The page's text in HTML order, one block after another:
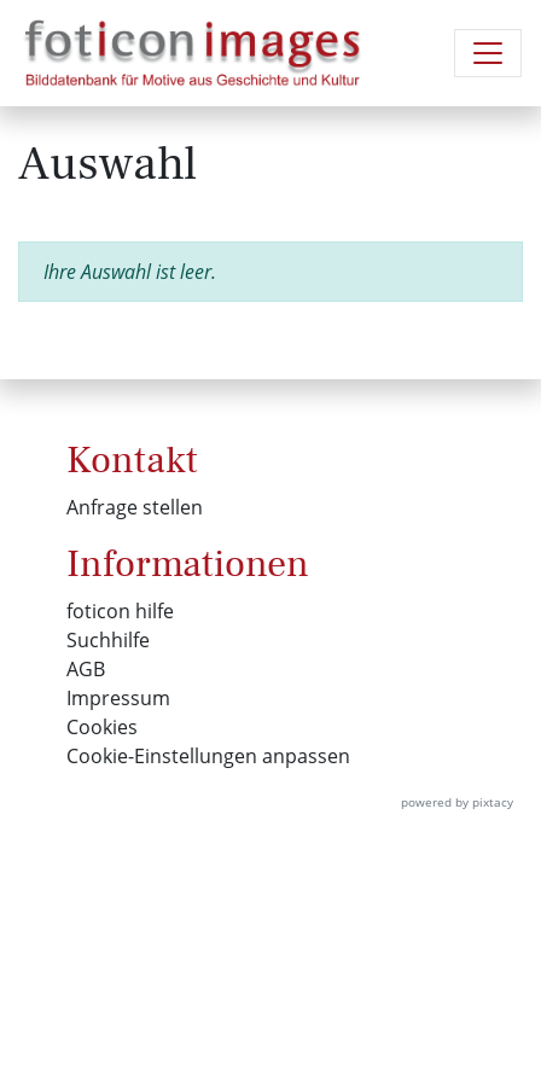
Auswahl
Ihre Auswahl ist leer.
Kontakt
Anfrage stellen
Informationen
foticon hilfe
Suchhilfe
AGB
Impressum
Cookies
Cookie-Einstellungen anpassen
powered by pixtacy